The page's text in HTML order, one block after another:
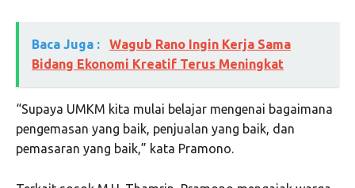
Baca Juga :
Wagub Rano Ingin Kerja Sama
Bidang Ekonomi Kreatif Terus Meningkat
“Supaya UMKM kita mulai belajar mengenai bagaimana
pengemasan yang baik, penjualan yang baik, dan
pemasaran yang baik,” kata Pramono.